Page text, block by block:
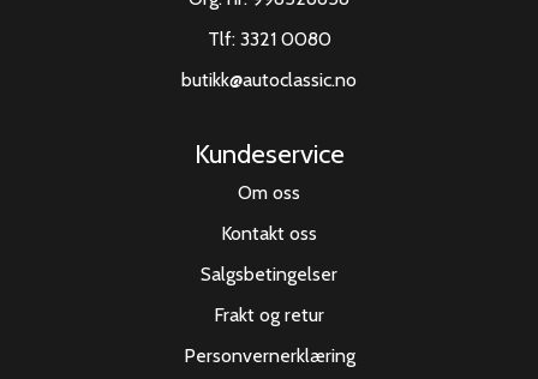
Tlf: 3321 0080
butikk@autoclassic.no
Kundeservice
Om oss
Kontakt oss
Salgsbetingelser
Frakt og retur
Personvernerklæring